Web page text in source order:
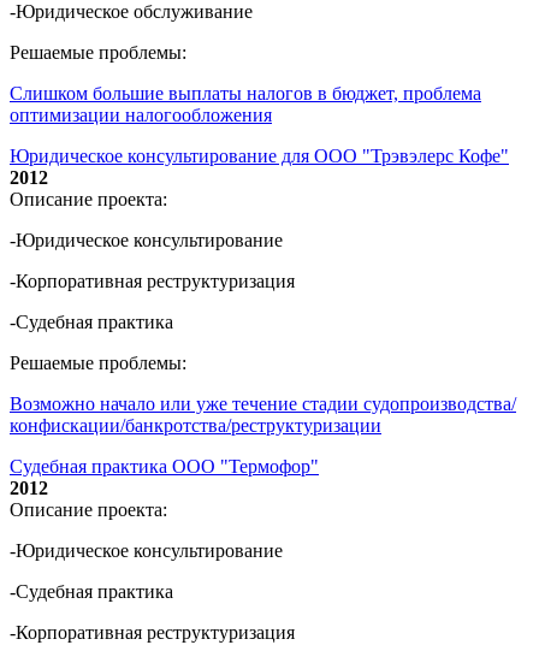
-Юридическое обслуживание
Решаемые проблемы:
Слишком большие выплаты налогов в бюджет, проблема
оптимизации налогообложения
Юридическое консультирование для ООО "Трэвэлерс Кофе"
2012
Описание проекта:
-Юридическое консультирование
-Корпоративная реструктуризация
-Судебная практика
Решаемые проблемы:
Возможно начало или уже течение стадии судопроизводства/
конфискации/банкротства/реструктуризации
Судебная практика ООО "Термофор"
2012
Описание проекта:
-Юридическое консультирование
-Судебная практика
-Корпоративная реструктуризация